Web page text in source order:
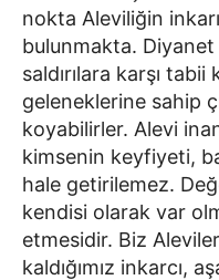
nokta Aleviliğin
bulunmakta.
saldırılara karşı
geleneklerine sahip
koyabilirler. Alevi
kimsenin keyfiyeti,
hale getirilemez.
kendisi olarak var
etmesidir. Biz
kaldığımız inkarcı,